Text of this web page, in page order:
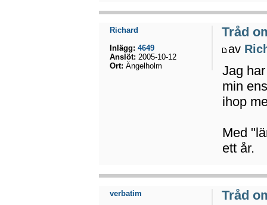
Tråd
av
Jag
min
ihop
Med
ett år.
Richard
Inlägg: 4649
Anslöt: 2005-10-12
Ort: Ängelholm
Tråd
verbatim